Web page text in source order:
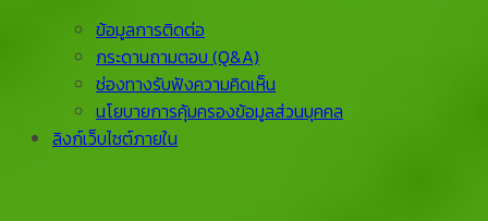
ข้อมูลการติดต่อ
กระดานถามตอบ (Q&A)
ช่องทางรับฟังความคิดเห็น
นโยบายการคุ้มครองข้อมูลส่วนบุคคล
ลิงก์เว็บไซต์ภายใน